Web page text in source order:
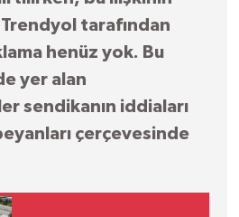
Trendyol tarafından
henüz yok. Bu
yer alan
sendikanın iddiaları
çerçevesinde